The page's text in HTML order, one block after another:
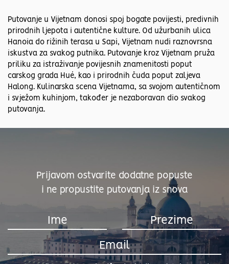
Putovanje u Vijetnam donosi spoj bogate povijesti, predivnih
prirodnih ljepota i autentične kulture. Od užurbanih ulica
Hanoia do rižinih terasa u Sapi, Vijetnam nudi raznovrsna
iskustva za svakog putnika. Putovanje kroz Vijetnam pruža
priliku za istraživanje povijesnih znamenitosti poput
carskog grada Hué, kao i prirodnih čuda poput zaljeva
Halong. Kulinarska scena Vijetnama, sa svojom autentičnom
i svježom kuhinjom, također je nezaboravan dio svakog
putovanja.
Prijavom ostvarite dodatne popuste
i ne propustite putovanja iz snova